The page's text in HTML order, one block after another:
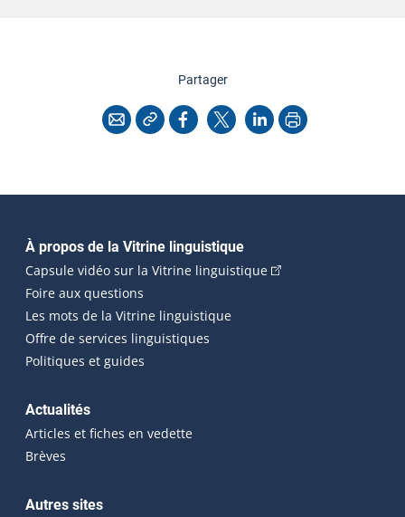
Partagercette page
CourrielCopier l'adresse
Facebook
X LinkedInImprimer
Navigation principale
À propos de la Vitrine linguistique
Capsule vidéo sur la Vitrine linguistique(Cet hyperlien
Foire aux questions
Les mots de la Vitrine linguistique
Offre de services linguistiques
Politiques et guides
Actualités
Articles et fiches en vedette
Brèves
Autres sites